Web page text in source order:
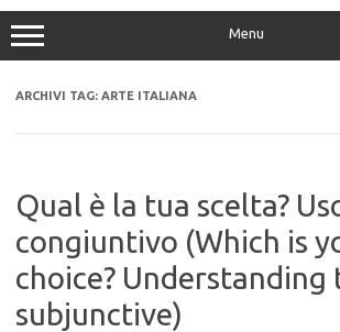
Menu
ARCHIVI TAG: ARTE ITALIANA
Qual è la tua scelta?
congiuntivo (Which is
choice? Understanding
subjunctive)